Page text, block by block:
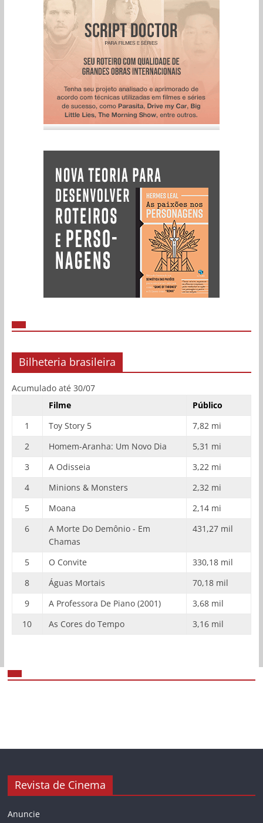
Bilheteria brasileira
Acumulado até 30/07
Filme
Público
1
Toy Story 5
7,82 mi
2
Homem-Aranha: Um Novo Dia
5,31 mi
3
A Odisseia
3,22 mi
4
Minions & Monsters
2,32 mi
5
Moana
2,14 mi
6
A Morte Do Demônio - Em
Chamas
431,27 mil
5 O Convite
330,18 mil
8
Águas Mortais
70,18 mil
9
A Professora De Piano (2001)
3,68 mil
10
As Cores do Tempo 3,16 mil
Revista de Cinema
Anuncie